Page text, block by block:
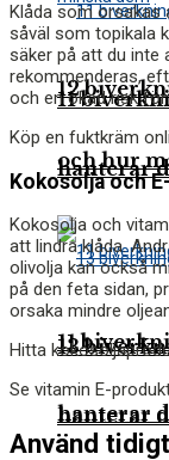
11
hanterar
13
hanterar
12
och hur
11
hanterar
Klåda som orsakas
såväl som topikala
säker på att du inte
rekommenderas,
och en ökad risk
Köp en fuktkräm
Kokosolja och
Kokosolja och
att lindra klåda.
olivolja kan också
på den feta sidan,
orsaka mindre
Hitta
Se vitamin E-
Använd